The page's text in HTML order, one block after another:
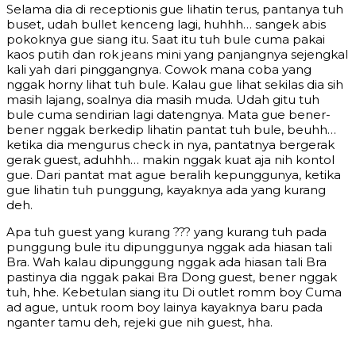
Selama dia di receptionis gue lihatin terus, pantanya tuh
buset, udah bullet kenceng lagi, huhhh… sangek abis
pokoknya gue siang itu. Saat itu tuh bule cuma pakai
kaos putih dan rok jeans mini yang panjangnya sejengkal
kali yah dari pinggangnya. Cowok mana coba yang
nggak horny lihat tuh bule. Kalau gue lihat sekilas dia sih
masih lajang, soalnya dia masih muda. Udah gitu tuh
bule cuma sendirian lagi datengnya. Mata gue bener-
bener nggak berkedip lihatin pantat tuh bule, beuhh…
ketika dia mengurus check in nya, pantatnya bergerak
gerak guest, aduhhh… makin nggak kuat aja nih kontol
gue. Dari pantat mat ague beralih kepunggunya, ketika
gue lihatin tuh punggung, kayaknya ada yang kurang
deh.
Apa tuh guest yang kurang ??? yang kurang tuh pada
punggung bule itu dipunggunya nggak ada hiasan tali
Bra. Wah kalau dipunggung nggak ada hiasan tali Bra
pastinya dia nggak pakai Bra Dong guest, bener nggak
tuh, hhe. Kebetulan siang itu Di outlet romm boy Cuma
ad ague, untuk room boy lainya kayaknya baru pada
nganter tamu deh, rejeki gue nih guest, hha.